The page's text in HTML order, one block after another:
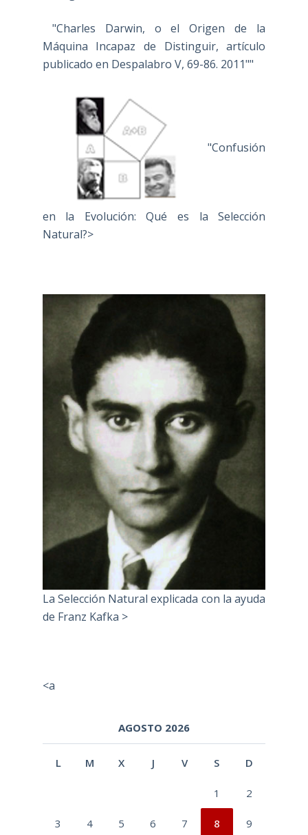
"Charles Darwin, o el Origen de la
Máquina Incapaz de Distinguir, artículo
publicado en Despalabro V, 69-86. 2011""
"Confusión
en la Evolución: Qué es la Selección
Natural?>
La Selección Natural explicada con la ayuda
de Franz Kafka >
<a
AGOSTO 2026
L M X J V S D
1 2
3 4 5 6 7 8 9